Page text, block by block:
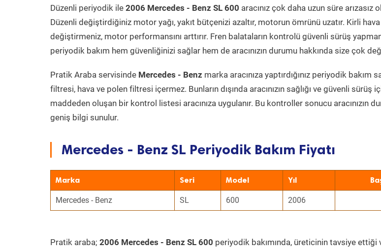
Düzenli periyodik ile 2006 Mercedes - Benz SL 600 aracınız çok daha uzun süre
Düzenli değiştirdiğiniz motor yağı, yakıt bütçenizi azaltır, motorun ömrünü uzatır. Kirli
değiştirmeniz, motor performansını arttırır. Fren balataların kontrolü güvenli sürüş
periyodik bakım hem güvenliğinizi sağlar hem de aracınızın durumu hakkında size çok
Pratik Araba servisinde Mercedes - Benz marka aracınıza yaptırdığınız periyodik bakım
filtresi, hava ve polen filtresi içermez. Bunların dışında aracınızın sağlığı ve güvenli sürüş
maddeden oluşan bir kontrol listesi aracınıza uygulanır. Bu kontroller sonucu aracınızın
geniş bilgi sunulur.
Mercedes - Benz SL Periyodik Bakım Fiyatı
Marka Seri Model Yıl
Mercedes - Benz SL 600 2006
Pratik araba; 2006 Mercedes - Benz SL 600 periyodik bakımında, üreticinin tavsiye